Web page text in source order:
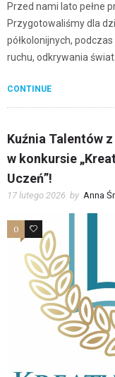
Przed nami lato pełne
Przygotowaliśmy dla
półkolonijnych,
ruchu, odkrywania
CONTINUE
Kuźnia Talentów
w konkursie
Uczeń”!
17 lutego 2026 by Anna
0 0